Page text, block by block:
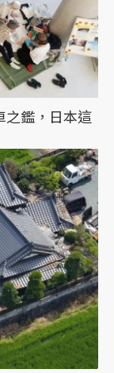
之鑑，日本這